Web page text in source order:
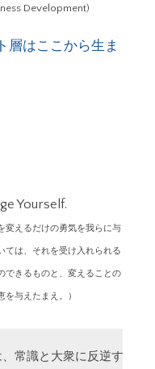
Development)
層はここから生ま
Yourself.
変えるだけの勇気を我らに与
ては、それを受け入れられる
できるものと、変えることの
与えたまえ。）
常識と大衆に反逆する